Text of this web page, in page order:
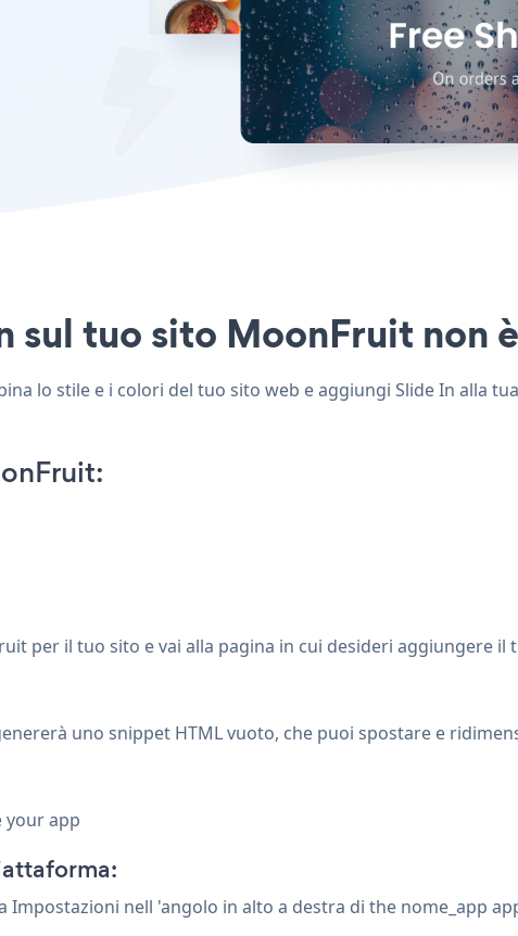
sul tuo sito MoonFruit non
lo stile e i colori del tuo sito web e aggiungi Slide In alla
per il tuo sito e vai alla pagina in cui desideri aggiungere il
uno snippet HTML vuoto, che puoi spostare e
your app
Impostazioni nell 'angolo in alto a destra di the nome_app